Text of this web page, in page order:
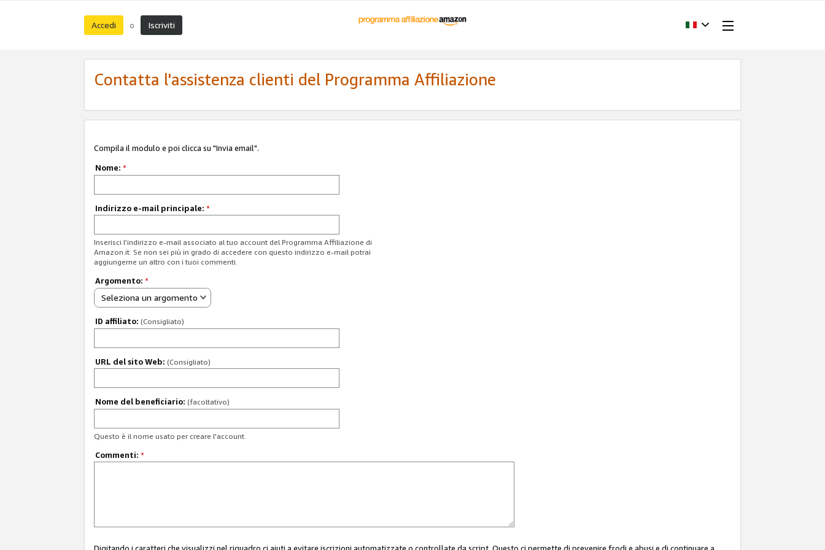
Accedi o Iscriviti
Contatta l'assistenza clienti del Programma Affiliazione
Compila il modulo e poi clicca su "Invia email".
Nome: *
Indirizzo e-mail principale: *
Inserisci l'indirizzo e-mail associato al tuo account del Programma Affiliazione di
Amazon.it. Se non sei più in grado di accedere con questo indirizzo e-mail potrai
aggiungerne un altro con i tuoi commenti.
Argomento: *
Seleziona un argomento
ID affiliato: (Consigliato)
URL del sito Web: (Consigliato)
Nome del beneficiario: (facoltativo)
Questo è il nome usato per creare l'account.
Commenti: *